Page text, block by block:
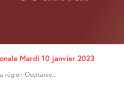
Mardi 10 janvier 2023
région Occitanie...